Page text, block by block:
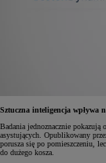
Sztuczna inteligencja wpływa
Badania jednoznacznie
asystujących. Opublikowany
porusza się po pomieszczeniu,
do dużego kosza.